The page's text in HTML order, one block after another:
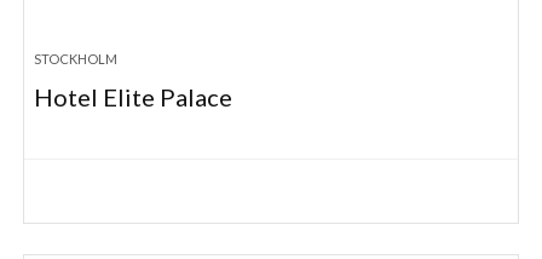
STOCKHOLM
Hotel Elite Palace